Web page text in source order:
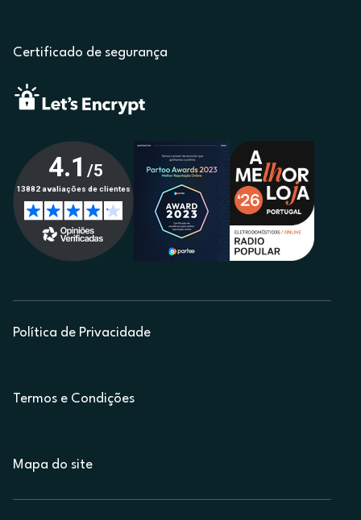
Certificado de segurança
Política de Privacidade
Termos e Condições
Mapa do site